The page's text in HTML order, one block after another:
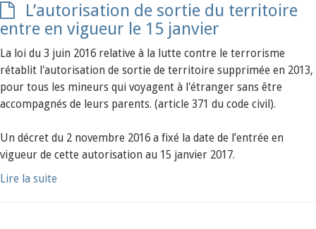
L’autorisation de sortie du territoire
entre en vigueur le 15 janvier
La loi du 3 juin 2016 relative à la lutte contre le terrorisme
rétablit l'autorisation de sortie de territoire supprimée en 2013,
pour tous les mineurs qui voyagent à l'étranger sans être
accompagnés de leurs parents. (article 371 du code civil).
Un décret du 2 novembre 2016 a fixé la date de l’entrée en
vigueur de cette autorisation au 15 janvier 2017.
Lire la suite